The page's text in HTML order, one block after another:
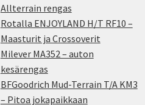
Allterrain rengas
Rotalla ENJOYLAND H/T RF10 –
Maasturit ja Crossoverit
Milever MA352 – auton
kesärengas
BFGoodrich Mud-Terrain T/A KM3
– Pitoa jokapaikkaan